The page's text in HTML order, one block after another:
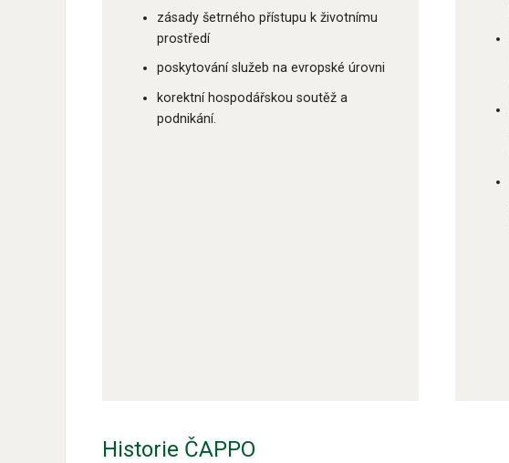
zásady šetrného přístupu k životnímu
prostředí
poskytování služeb na evropské úrovni
korektní hospodářskou soutěž a
podnikání.
Historie ČAPPO